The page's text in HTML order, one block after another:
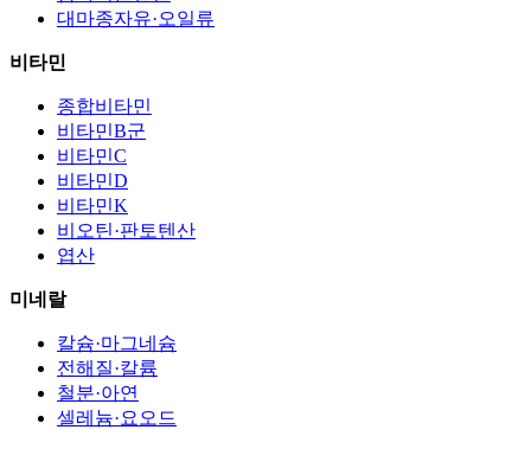
대마종자유·오일류
비타민
종합비타민
비타민B군
비타민C
비타민D
비타민K
비오틴·판토텐산
엽산
미네랄
칼슘·마그네슘
전해질·칼륨
철분·아연
셀레늄·요오드